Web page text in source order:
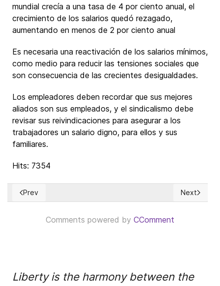
mundial crecía a una tasa de 4 por ciento anual, el
crecimiento de los salarios quedó rezagado,
aumentando en menos de 2 por ciento anual
Es necesaria una reactivación de los salarios mínimos,
como medio para reducir las tensiones sociales que
son consecuencia de las crecientes desigualdades.
Los empleadores deben recordar que sus mejores
aliados son sus empleados, y el sindicalismo debe
revisar sus reivindicaciones para asegurar a los
trabajadores un salario digno, para ellos y sus
familiares.
Hits: 7354
Previous article: Selected Quotations from Christian Social
Prev Next
Next
Comments powered by CComment
Liberty is the harmony between the